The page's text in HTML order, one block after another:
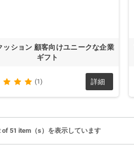
ッション 顧客向けユニークな企業
ギフト
(1) 詳細
of 51 item（s）を表示しています